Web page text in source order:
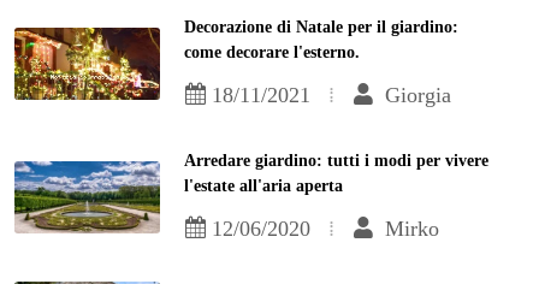
Decorazione di Natale per il giardino:
come decorare l'esterno.
18/11/2021 Giorgia
Arredare giardino: tutti i modi per vivere
l'estate all'aria aperta
12/06/2020 Mirko